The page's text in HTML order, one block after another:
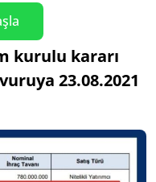
kurulu kararı
23.08.2021